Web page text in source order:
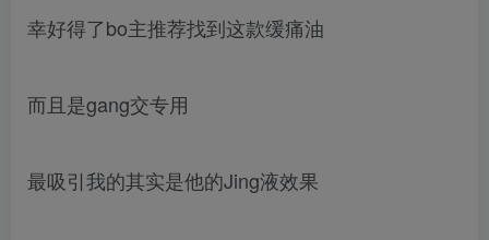
幸好得了bo主推荐找到这款缓痛油
而且是gang交专用
最吸引我的其实是他的Jing液效果